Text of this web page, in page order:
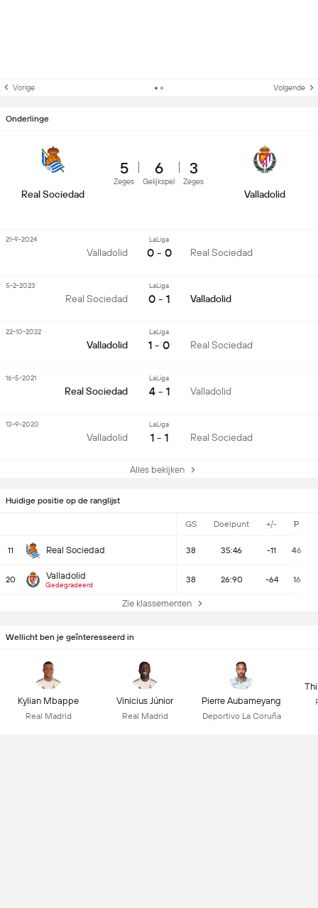
Huidige positie op de ranglijst
GS Doelpunt +/- P
11 Real Sociedad 38 35:46 -11 46
20 Valladolid
Gedegradeerd
38 26:90 -64 16
Zie klassementen
Vorige Volgende
Onderlinge
Real Sociedad
5
Zeges
6
Gelijkspel
3
Zeges
Valladolid
Valladolid
LaLiga
0 - 0 Real Sociedad
21-9-2024
Real Sociedad
LaLiga
0 - 1 Valladolid
5-2-2023
Valladolid
LaLiga
1 - 0 Real Sociedad
22-10-2022
Real Sociedad
LaLiga
4 - 1 Valladolid
16-5-2021
Valladolid
LaLiga
1 - 1 Real Sociedad
13-9-2020
Alles bekijken
Wellicht ben je geïnteresseerd in
Kylian Mbappe
Real Madrid
Vinicius Júnior
Real Madrid
Pierre Aubameyang
Deportivo La Coruña